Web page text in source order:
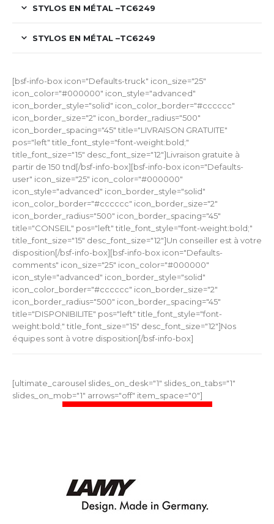
STYLOS EN MÉTAL –TC6249
STYLOS EN MÉTAL –TC6249
[bsf-info-box icon="Defaults-truck" icon_size="25"
icon_color="#000000" icon_style="advanced"
icon_border_style="solid" icon_color_border="#cccccc"
icon_border_size="2" icon_border_radius="500"
icon_border_spacing="45" title="LIVRAISON GRATUITE"
pos="left" title_font_style="font-weight:bold;"
title_font_size="15" desc_font_size="12"]Livraison gratuite à
partir de 150 tnd[/bsf-info-box][bsf-info-box icon="Defaults-
user" icon_size="25" icon_color="#000000"
icon_style="advanced" icon_border_style="solid"
icon_color_border="#cccccc" icon_border_size="2"
icon_border_radius="500" icon_border_spacing="45"
title="CONSEIL" pos="left" title_font_style="font-weight:bold;"
title_font_size="15" desc_font_size="12"]Un conseiller est à votre
disposition[/bsf-info-box][bsf-info-box icon="Defaults-
comments" icon_size="25" icon_color="#000000"
icon_style="advanced" icon_border_style="solid"
icon_color_border="#cccccc" icon_border_size="2"
icon_border_radius="500" icon_border_spacing="45"
title="DISPONIBILITE" pos="left" title_font_style="font-
weight:bold;" title_font_size="15" desc_font_size="12"]Nos
équipes sont à votre disposition[/bsf-info-box]
[ultimate_carousel slides_on_desk="1" slides_on_tabs="1"
slides_on_mob="1" arrows="off" item_space="0"]